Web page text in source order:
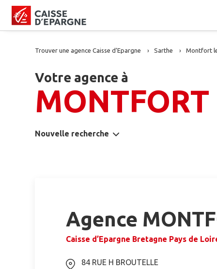
Trouver une agence Caisse d’Epargne Sarthe Montfort
Votre agence à
MONTFORT
Nouvelle recherche
Agence
Caisse d’Epargne Bretagne Pays de
84 RUE H BROUTELLE